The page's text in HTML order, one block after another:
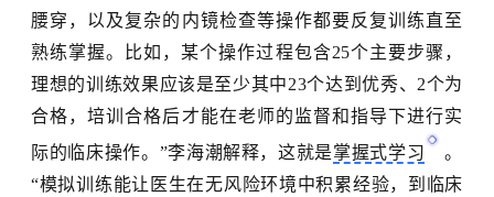
腰穿，以及复杂的内镜检查等操作都要反复训练直至
熟练掌握。比如，某个操作过程包含25个主要步骤，
理想的训练效果应该是至少其中23个达到优秀、2个为
合格，培训合格后才能在老师的监督和指导下进行实
际的临床操作。”李海潮解释，这就是掌握式学习
。
“模拟训练能让医生在无风险环境中积累经验，到临床